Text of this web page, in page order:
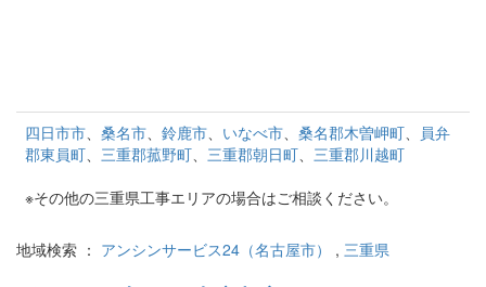
四日市市、 桑名市、 鈴鹿市、 いなべ市、 桑名郡木曽岬町、 員弁
郡東員町、 三重郡菰野町、 三重郡朝日町、 三重郡川越町
※その他の三重県工事エリアの場合はご相談ください。
地域検索 ： アンシンサービス24（名古屋市） , 三重県